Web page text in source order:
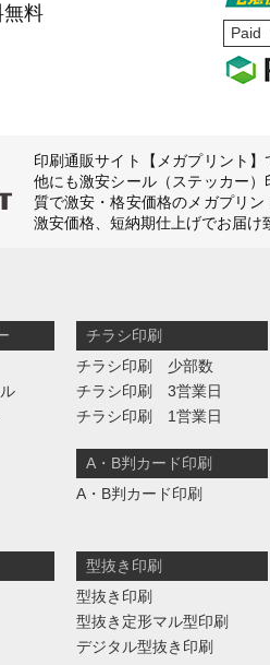
無料
Paid
印刷通販サイト【メガプリント
他にも激安シール（ステッカー
質で激安・格安価格のメガプリ
激安価格、短納期仕上げでお届け
チラシ印刷
チラシ印刷 少部数
チラシ印刷 3営業日
チラシ印刷 1営業日
A・B判カード印刷
A・B判カード印刷
型抜き印刷
型抜き印刷
型抜き定形マル型印刷
デジタル型抜き印刷